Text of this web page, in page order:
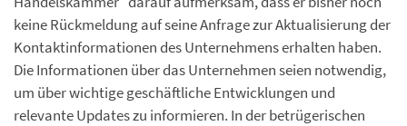
keine Rückmeldung auf seine Anfrage zur Aktualisierung der
Kontaktinformationen des Unternehmens erhalten haben.
Die Informationen über das Unternehmen seien notwendig,
um über wichtige geschäftliche Entwicklungen und
relevante Updates zu informieren. In der betrügerischen